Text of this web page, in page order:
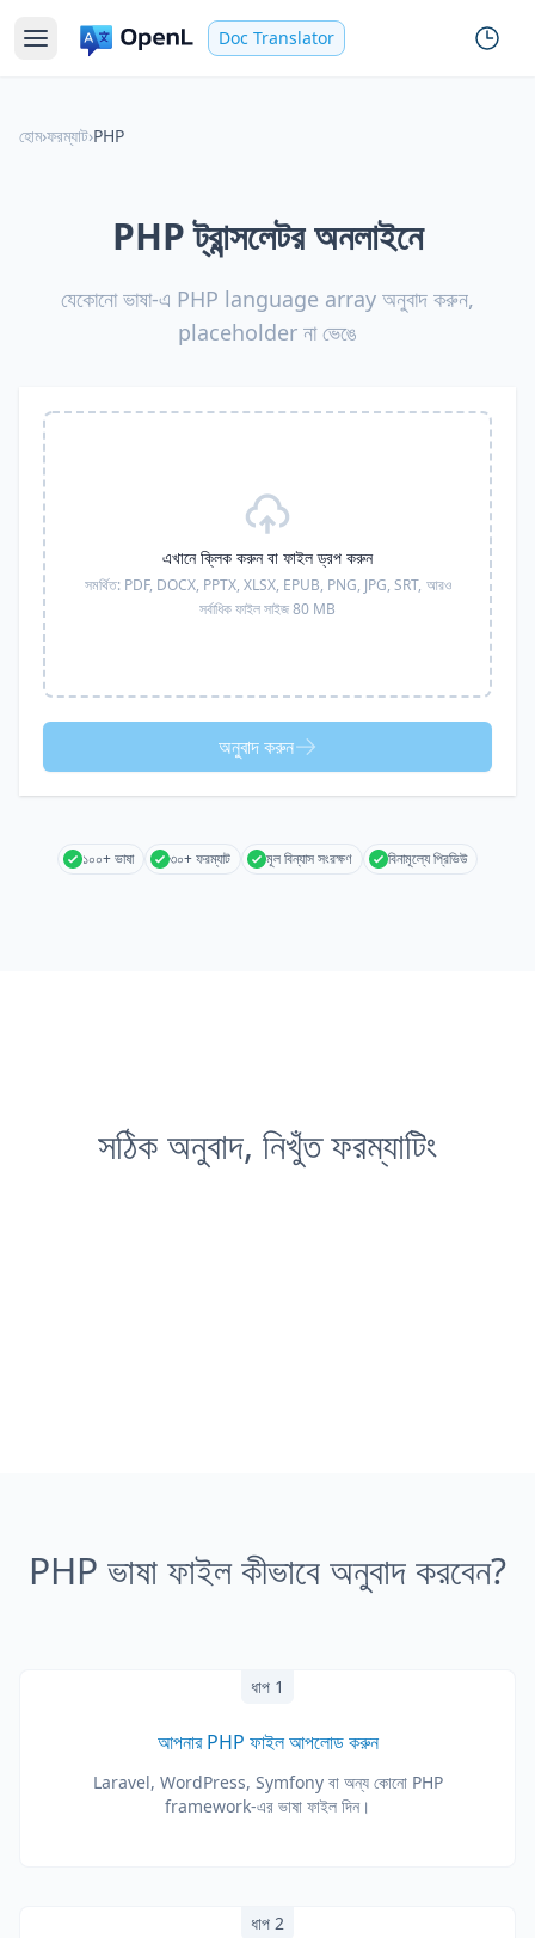
Doc Translator
হোম›ফরম্যাট›PHP
PHP ট্রান্সলেটর অনলাইনে
যেকোনো ভাষা-এ PHP language array অনুবাদ করুন,
placeholder না ভেঙে
এখানে ক্লিক করুন বা ফাইল ড্রপ করুন
সমর্থিত: PDF, DOCX, PPTX, XLSX, EPUB, PNG, JPG, SRT, আরও
সর্বাধিক ফাইল সাইজ 80 MB
অনুবাদ করুন
১০০+ ভাষা ৩০+ ফরম্যাট মূল বিন্যাস সংরক্ষণ বিনামূল্যে প্রিভিউ
সঠিক অনুবাদ, নিখুঁত ফরম্যাটিং
PHP ভাষা ফাইল কীভাবে অনুবাদ করবেন?
ধাপ 1
আপনার PHP ফাইল আপলোড করুন
Laravel, WordPress, Symfony বা অন্য কোনো PHP
framework-এর ভাষা ফাইল দিন।
ধাপ 2